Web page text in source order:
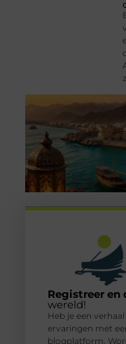
Registreer en
wereld!
Heb je een
ervaringen met
blogplatform.